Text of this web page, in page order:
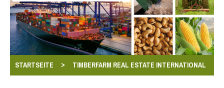
STARTSEITE > TIMBERFARM REAL ESTATE INTERNATIONAL